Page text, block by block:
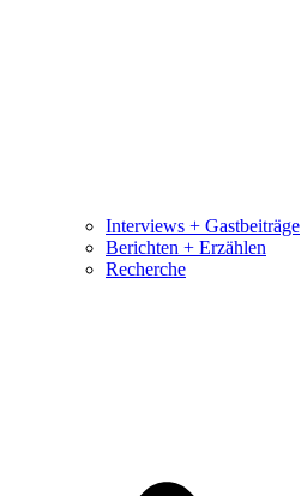
Interviews + Gastbeiträge
Berichten + Erzählen
Recherche